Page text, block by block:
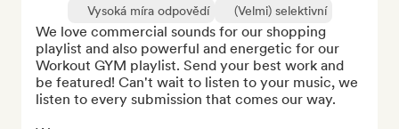
Vysoká míra odpovědí
(Velmi) selektivní
We love commercial sounds for our shopping
playlist and also powerful and energetic for our
Workout GYM playlist. Send your best work and
be featured! Can't wait to listen to your music, we
listen to every submission that comes our way.